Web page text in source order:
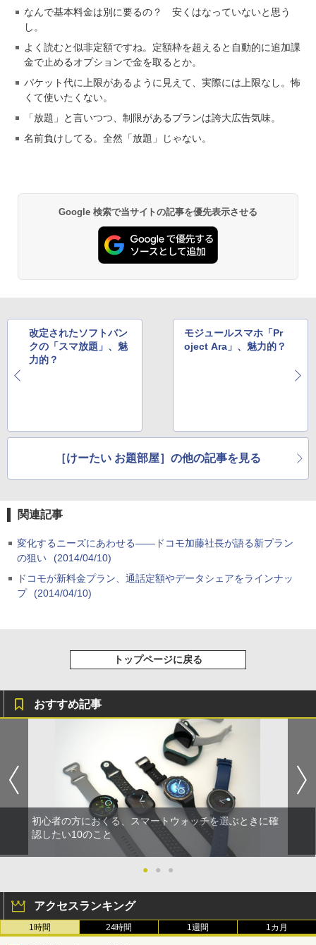
なんで基本料金は別に要るの？ 安くはなっていないと思う
し。
よく読むと似非定額ですね。定額枠を超えると自動的に追加課
金で止めるオプションで金を取るとか。
パケット代に上限があるように見えて、実際には上限なし。怖
くて使いたくない。
「放題」と言いつつ、制限があるプランは誇大広告気味。
名前負けしてる。全然「放題」じゃない。
Google 検索で当サイトの記事を優先表示させる
改定されたソフトバン
クの「スマ放題」、魅
力的？
モジュールスマホ「Pr
oject Ara」、魅力的？
［けーたい お題部屋］の他の記事を見る
関連記事
変化するニーズにあわせる――ドコモ加藤社長が語る新プラン
の狙い
(2014/04/10)
ドコモが新料金プラン、通話定額やデータシェアをラインナッ
プ
(2014/04/10)
トップページに戻る
おすすめ記事
初心者の方におくる、スマートウォッチを選ぶときに確
認したい10のこと
● ● ●
アクセスランキング
1時間 24時間 1週間 1カ月